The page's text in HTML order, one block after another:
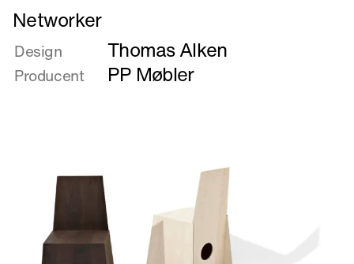
Læs
mere
om
Networker
Networker
Design Thomas Alken
Producent PP Møbler